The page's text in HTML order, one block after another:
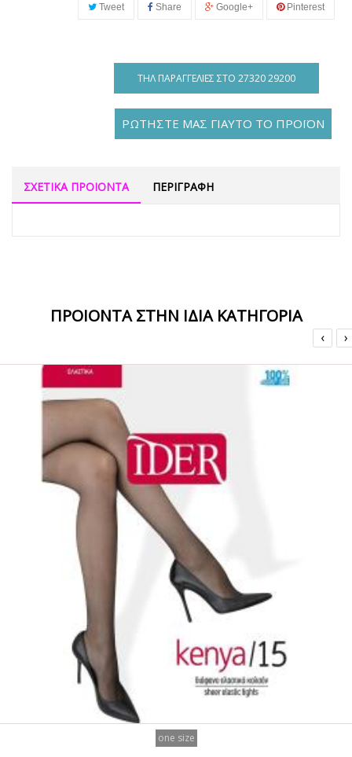
Tweet Share Google+ Pinterest
ΤΗΛ ΠΑΡΑΓΓΕΛΊΕΣ ΣΤΟ 27320 29200
ΡΩΤΗΣΤΕ ΜΑΣ ΓΙΑΥΤΟ ΤΟ ΠΡΟΪΟΝ
ΣΧΕΤΙΚΑ ΠΡΟΙΟΝΤΑ ΠΕΡΙΓΡΑΦΗ
ΠΡΟΙΟΝΤΑ ΣΤΗΝ ΙΔΙΑ ΚΑΤΗΓΟΡΙΑ
‹ ›
one size